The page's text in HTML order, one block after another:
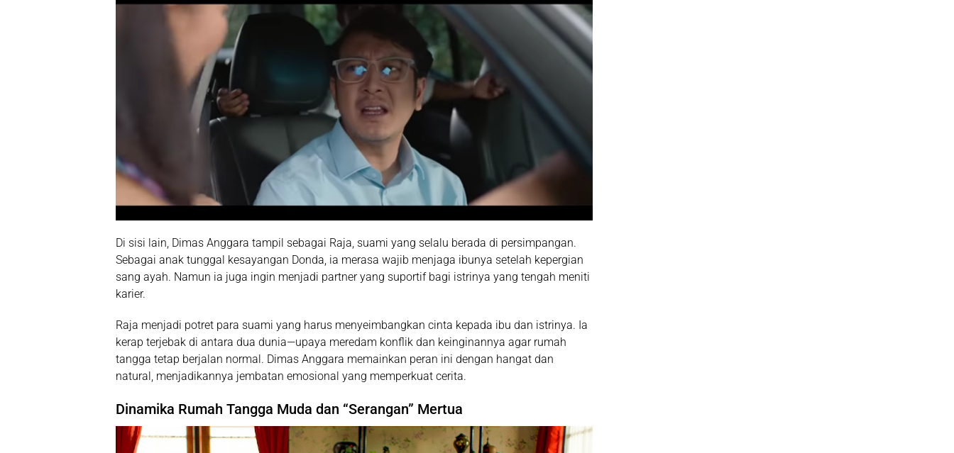
Di sisi lain, Dimas Anggara tampil sebagai Raja, suami yang selalu berada di persimpangan.
Sebagai anak tunggal kesayangan Donda, ia merasa wajib menjaga ibunya setelah kepergian
sang ayah. Namun ia juga ingin menjadi partner yang suportif bagi istrinya yang tengah meniti
karier.
Raja menjadi potret para suami yang harus menyeimbangkan cinta kepada ibu dan istrinya. Ia
kerap terjebak di antara dua dunia—upaya meredam konflik dan keinginannya agar rumah
tangga tetap berjalan normal. Dimas Anggara memainkan peran ini dengan hangat dan
natural, menjadikannya jembatan emosional yang memperkuat cerita.
Dinamika Rumah Tangga Muda dan “Serangan” Mertua